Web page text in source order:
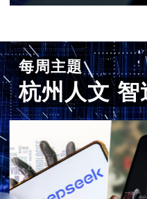
每周主題
杭州人文 智